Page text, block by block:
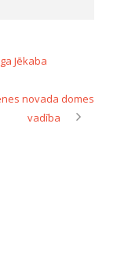
Jēkaba
novada domes
vadība